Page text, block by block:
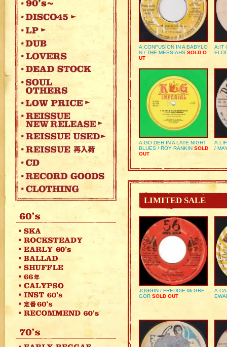
A:CONFUSION IN A BABYLO
N / THE MESSIAHS SOLD O
UT
A:IT
A:GO DEH IN A LATE NIGHT
BLUES / ROY RANKIN SOLD
OUT
/
LIMITED SALE
JOGGIN / FREDDIE McGRE
GOR SOLD OUT